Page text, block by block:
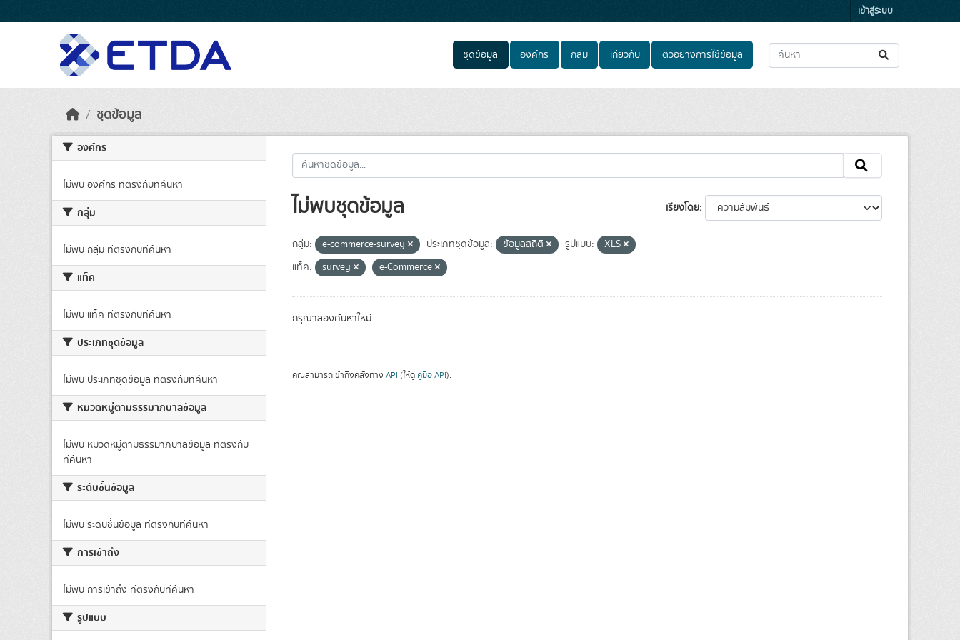
เข้าสู่ระบบ
ชุดข้อมูล องค์กร กลุ่ม เกี่ยวกับ ตัวอย่างการใช้ข้อมูล
ชุดข้อมูล
องค์กร
ไม่พบ องค์กร ที่ตรงกับที่ค้นหา
กลุ่ม
ไม่พบ กลุ่ม ที่ตรงกับที่ค้นหา
แท็ค
ไม่พบ แท็ค ที่ตรงกับที่ค้นหา
ประเภทชุดข้อมูล
ไม่พบ ประเภทชุดข้อมูล ที่ตรงกับที่ค้นหา
หมวดหมู่ตามธรรมาภิบาลข้อมูล
ไม่พบ หมวดหมู่ตามธรรมาภิบาลข้อมูล ที่ตรงกับ
ที่ค้นหา
ระดับชั้นข้อมูล
ไม่พบ ระดับชั้นข้อมูล ที่ตรงกับที่ค้นหา
การเข้าถึง
ไม่พบ การเข้าถึง ที่ตรงกับที่ค้นหา
รูปแบบ
เรียงโดย
ไม่พบชุดข้อมูล
กลุ่ม: e-commerce-survey ประเภทชุดข้อมูล: ข้อมูลสถิติ รูปแบบ:
XLS
แท็ค:
survey e-Commerce
กรุณาลองค้นหาใหม่
คุณสามารถเข้าถึงคลังทาง API (ให้ดู คู่มือ API).